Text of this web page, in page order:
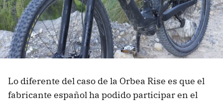
Lo diferente del caso de la Orbea Rise es que el
fabricante español ha podido participar en el